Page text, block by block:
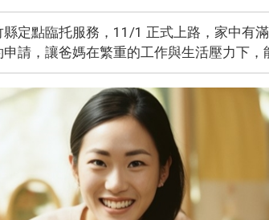
定點臨托服務，11/1 正式上路，家中有
請，讓爸媽在繁重的工作與生活壓力下，